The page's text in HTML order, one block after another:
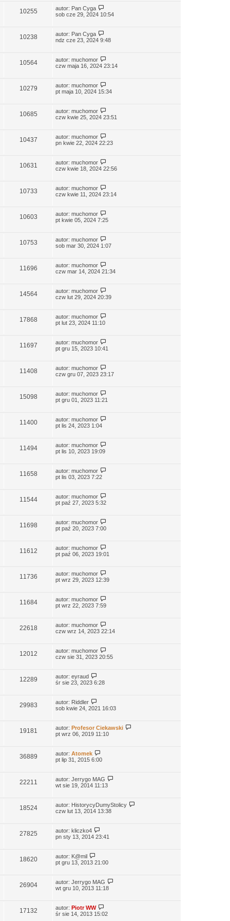
10255 autor: Pan Cyga
sob cze 29, 2024 10:54
10238 autor: Pan Cyga
ndz cze 23, 2024 9:48
10564 autor: muchomor
czw maja 16, 2024 23:14
10279 autor: muchomor
pt maja 10, 2024 15:34
10685 autor: muchomor
czw kwie 25, 2024 23:51
10437 autor: muchomor
pn kwie 22, 2024 22:23
10631 autor: muchomor
czw kwie 18, 2024 22:56
10733 autor: muchomor
czw kwie 11, 2024 23:14
10603 autor: muchomor
pt kwie 05, 2024 7:25
10753 autor: muchomor
sob mar 30, 2024 1:07
11696 autor: muchomor
czw mar 14, 2024 21:34
14564 autor: muchomor
czw lut 29, 2024 20:39
17868 autor: muchomor
pt lut 23, 2024 11:10
11697 autor: muchomor
pt gru 15, 2023 10:41
11408 autor: muchomor
czw gru 07, 2023 23:17
15098 autor: muchomor
pt gru 01, 2023 11:21
11400 autor: muchomor
pt lis 24, 2023 1:04
11494 autor: muchomor
pt lis 10, 2023 19:09
11658 autor: muchomor
pt lis 03, 2023 7:22
11544 autor: muchomor
pt paź 27, 2023 5:32
11698 autor: muchomor
pt paź 20, 2023 7:00
11612 autor: muchomor
pt paź 06, 2023 19:01
11736 autor: muchomor
pt wrz 29, 2023 12:39
11684 autor: muchomor
pt wrz 22, 2023 7:59
22618 autor: muchomor
czw wrz 14, 2023 22:14
12012 autor: muchomor
czw sie 31, 2023 20:55
12289 autor: eyraud
śr sie 23, 2023 6:28
29983 autor: Riddler
sob kwie 24, 2021 16:03
19181 autor: Profesor Ciekawski
pt wrz 06, 2019 11:10
36889 autor: Atomek
pt lip 31, 2015 6:00
22211 autor: Jerrygo MAG
wt sie 19, 2014 11:13
18524 autor: HistorycyDumyStolicy
czw lut 13, 2014 13:38
27825 autor: kliczko4
pn sty 13, 2014 23:41
18620 autor: K@mil
pt gru 13, 2013 21:00
26904 autor: Jerrygo MAG
wt gru 10, 2013 11:18
17132 autor: Piotr WW
śr sie 14, 2013 15:02